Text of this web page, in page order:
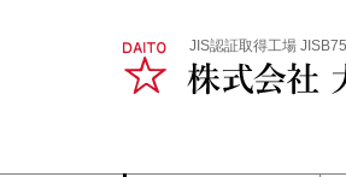
JIS認証取得工場